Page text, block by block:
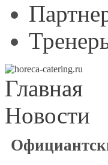
Главная
Новости